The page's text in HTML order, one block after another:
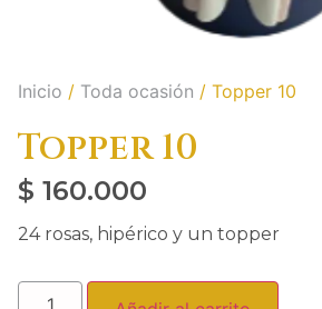
Inicio / Toda ocasión / Topper 10
Topper 10
$ 160.000
24 rosas, hipérico y un topper